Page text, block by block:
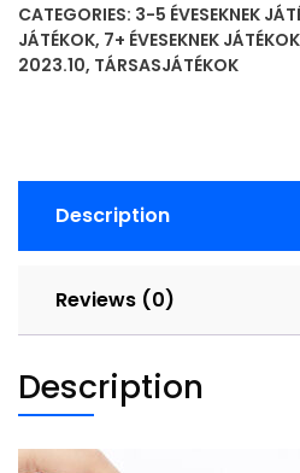
号
颜
色
CATEGORIES: 3-5 ÉVESEKNEK
JÁTÉKOK, 7+ ÉVESEKNEK JÁTÉKOK
2023.10, TÁRSASJÁTÉKOK
Description
Reviews (0)
Description